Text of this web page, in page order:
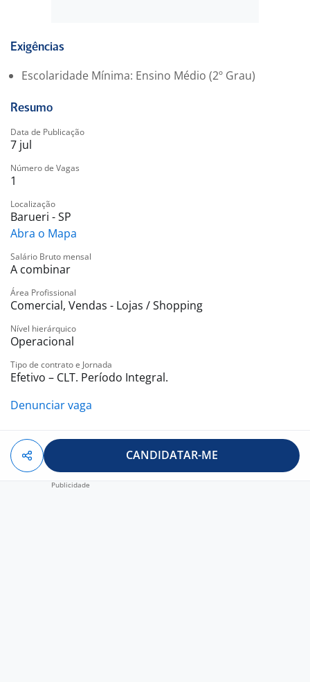
Exigências
Escolaridade Mínima: Ensino Médio (2º Grau)
Resumo
Data de Publicação
7 jul
Número de Vagas
1
Localização
Barueri - SP
Abra o Mapa
Salário Bruto mensal
A combinar
Área Profissional
Comercial, Vendas - Lojas / Shopping
Nível hierárquico
Operacional
Tipo de contrato e Jornada
Efetivo – CLT. Período Integral.
Denunciar vaga
CANDIDATAR-ME